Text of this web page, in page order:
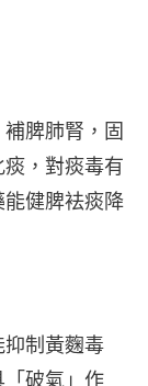
脾肺腎，固
，對痰毒有
健脾袪痰降
制黃麴毒
破氣」作